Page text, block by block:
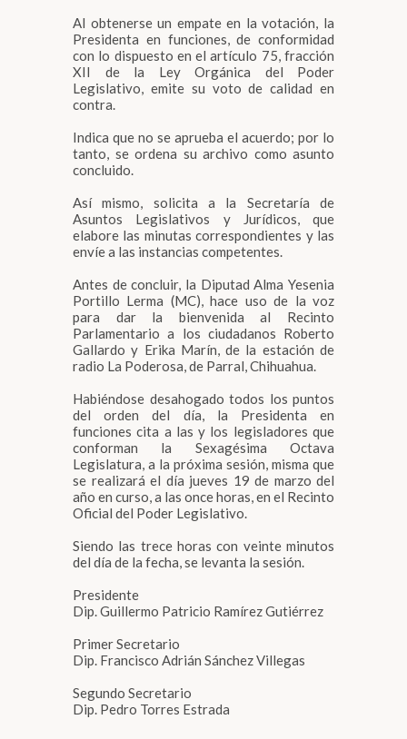
Al obtenerse un empate en la votación, la
Presidenta en funciones, de conformidad
con lo dispuesto en el artículo 75, fracción
XII de la Ley Orgánica del Poder
Legislativo, emite su voto de calidad en
contra.
Indica que no se aprueba el acuerdo; por lo
tanto, se ordena su archivo como asunto
concluido.
Así mismo, solicita a la Secretaría de
Asuntos Legislativos y Jurídicos, que
elabore las minutas correspondientes y las
envíe a las instancias competentes.
Antes de concluir, la Diputad Alma Yesenia
Portillo Lerma (MC), hace uso de la voz
para dar la bienvenida al Recinto
Parlamentario a los ciudadanos Roberto
Gallardo y Erika Marín, de la estación de
radio La Poderosa, de Parral, Chihuahua.
Habiéndose desahogado todos los puntos
del orden del día, la Presidenta en
funciones cita a las y los legisladores que
conforman la Sexagésima Octava
Legislatura, a la próxima sesión, misma que
se realizará el día jueves 19 de marzo del
año en curso, a las once horas, en el Recinto
Oficial del Poder Legislativo.
Siendo las trece horas con veinte minutos
del día de la fecha, se levanta la sesión.
Presidente
Dip. Guillermo Patricio Ramírez Gutiérrez
Primer Secretario
Dip. Francisco Adrián Sánchez Villegas
Segundo Secretario
Dip. Pedro Torres Estrada